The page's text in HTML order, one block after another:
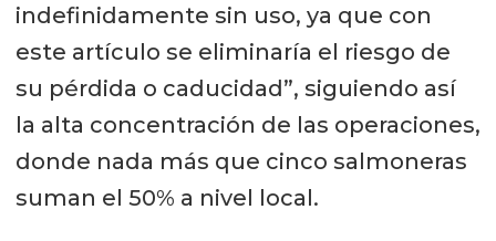
indefinidamente sin uso, ya que con
este artículo se eliminaría el riesgo de
su pérdida o caducidad”, siguiendo así
la alta concentración de las operaciones,
donde nada más que cinco salmoneras
suman el 50% a nivel local.